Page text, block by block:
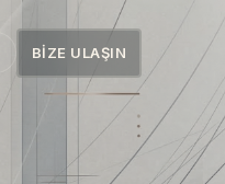
BIZE ULAŞIN